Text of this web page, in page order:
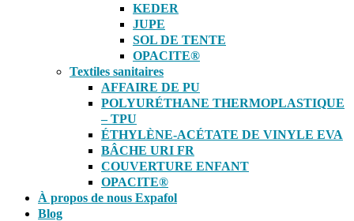
KEDER
JUPE
SOL DE TENTE
OPACITE®
Textiles sanitaires
AFFAIRE DE PU
POLYURÉTHANE THERMOPLASTIQUE
– TPU
ÉTHYLÈNE-ACÉTATE DE VINYLE EVA
BÂCHE URI FR
COUVERTURE ENFANT
OPACITE®
À propos de nous Expafol
Blog